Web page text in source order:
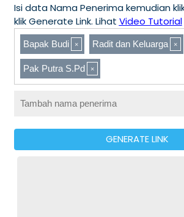
Isi data Nama Penerima kemudian
klik Generate Link. Lihat Video Tutorial
Bapak Budi Radit dan Keluarga
Pak Putra S.Pd
GENERATE LINK